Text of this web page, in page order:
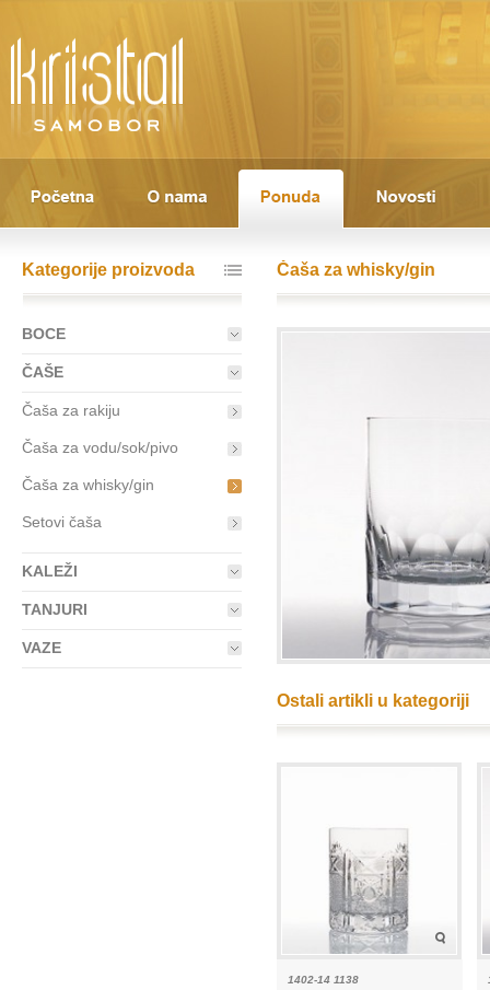
Kategorije proizvoda
BOCE
ČAŠE
Čaša za rakiju
Čaša za vodu/sok/pivo
Čaša za whisky/gin
Setovi čaša
KALEŽI
TANJURI
VAZE
Čaša za whisky/gin
Ostali artikli u kategoriji
1402-14 1138